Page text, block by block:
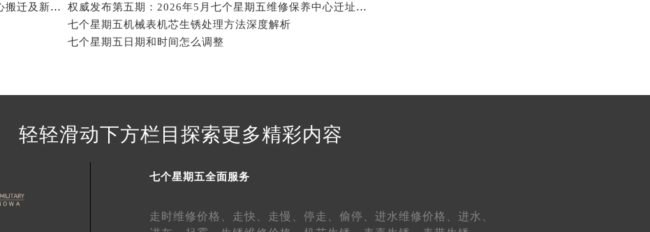
国先天下七个星期五售后服务中心（需提前预约）
扈特大街七个星期五售后服务中心（需提前预约）
华街七个星期五售后服务中心（需提前预约）
中央街七个星期五售后服务中心（需提前预约）
大街七个星期五售后服务中心（需提前预约）
南路七个星期五售后服务中心（需提前预约）
和大街七个星期五售后服务中心（需提前预约）
特市光明街与额尔敦路交叉口七个星期五售后服务中心（需提前预约）
兴安大街七个星期五售后服务中心（需提前预约）
2026年6月关于七个星期五官方维修保养服务中心搬迁及新增的正式文件全文内容公示
权威发布第五期：2026年5月七个星期五维修保养中心迁址与新增
七个星期五机械表机芯生锈处理方法深度解析
七个星期五日期和时间怎么调整
轻轻滑动下方栏目探索更多精彩内容
七个星期五全面服务
走时维修价格、 走快、 走慢、 停走、 偷停、 进水维修价格、 进水、